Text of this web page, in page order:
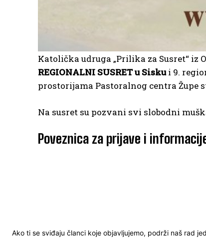
Katolička udruga „Prilika za Susret“
REGIONALNI SUSRET u Siskui 9.
prostorijama Pastoralnog centra Župe
Na susret su pozvani svi slobodni
Poveznica za prijave i
Ako ti se sviđaju članci koje objavljujemo, podrži naš rad